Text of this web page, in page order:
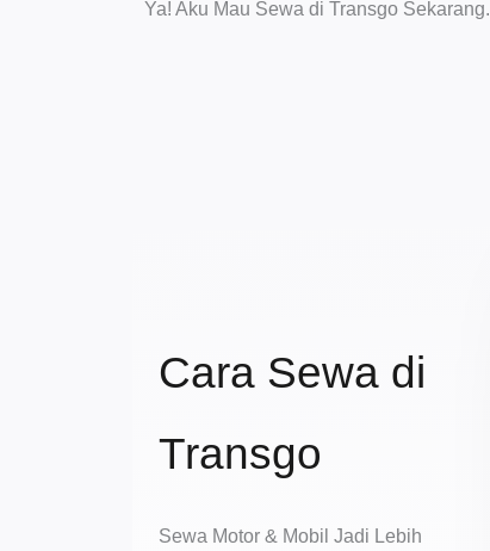
Ya! Aku Mau Sewa di Transgo Sekarang.
Cara Sewa di
Transgo
Sewa Motor & Mobil Jadi Lebih